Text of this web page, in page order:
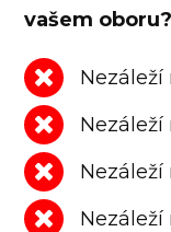
vašem oboru?
Nezáleží
Nezáleží
Nezáleží